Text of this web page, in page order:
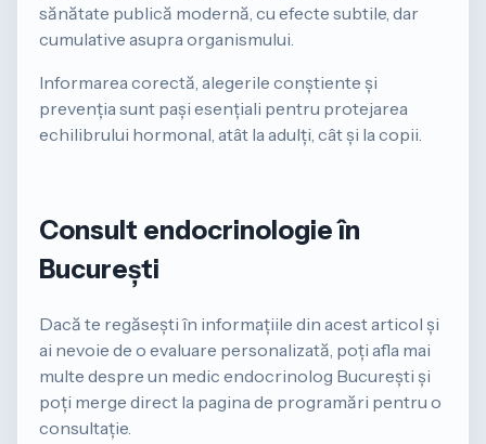
sănătate publică modernă, cu efecte subtile, dar
cumulative asupra organismului.
Informarea corectă, alegerile conștiente și
prevenția sunt pași esențiali pentru protejarea
echilibrului hormonal, atât la adulți, cât și la copii.
Consult endocrinologie în
București
Dacă te regăsești în informațiile din acest articol și
ai nevoie de o evaluare personalizată, poți afla mai
multe despre un medic endocrinolog București și
poți merge direct la pagina de programări pentru o
consultație.